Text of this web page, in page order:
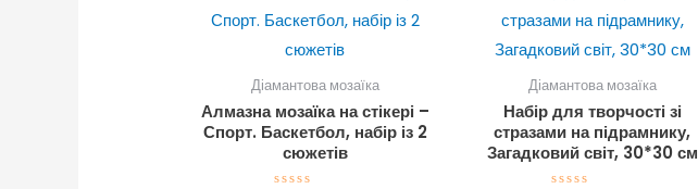
Діамантова мозаїка
Алмазна мозаїка на стікері –
Спорт. Баскетбол, набір із 2
сюжетів
Діамантова мозаїка
Набір для творчості зі
стразами на підрамнику,
Загадковий світ, 30*30 см